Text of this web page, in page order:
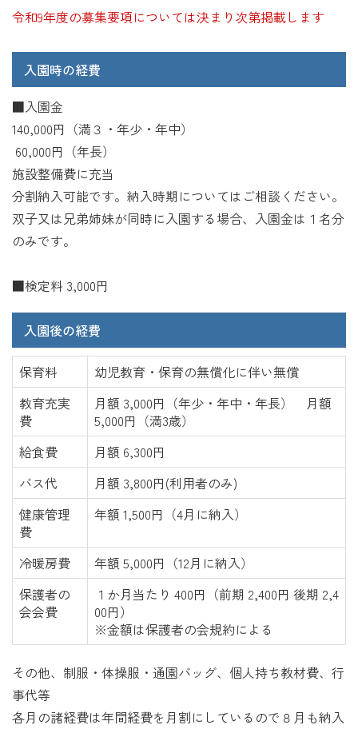
令和9年度の募集要項については決まり次第掲載します
入園時の経費
■入園金
140,000円（満３・年少・年中）
60,000円（年長）
施設整備費に充当
分割納入可能です。納入時期についてはご相談ください。
双子又は兄弟姉妹が同時に入園する場合、入園金は１名分
のみです。
■検定料 3,000円
入園後の経費
保育料
幼児教育・保育の無償化に伴い無償
教育充実
費
月額 3,000円（年少・年中・年長） 月額
5,000円（満3歳）
給食費
月額 6,300円
バス代
月額 3,800円(利用者のみ)
健康管理
費
年額 1,500円（4月に納入）
冷暖房費
年額 5,000円（12月に納入）
保護者の
会会費
１か月当たり 400円（前期 2,400円 後期 2,4
00円）
※金額は保護者の会規約による
その他、制服・体操服・通園バッグ、個人持ち教材費、行
事代等
各月の諸経費は年間経費を月割にしているので８月も納入